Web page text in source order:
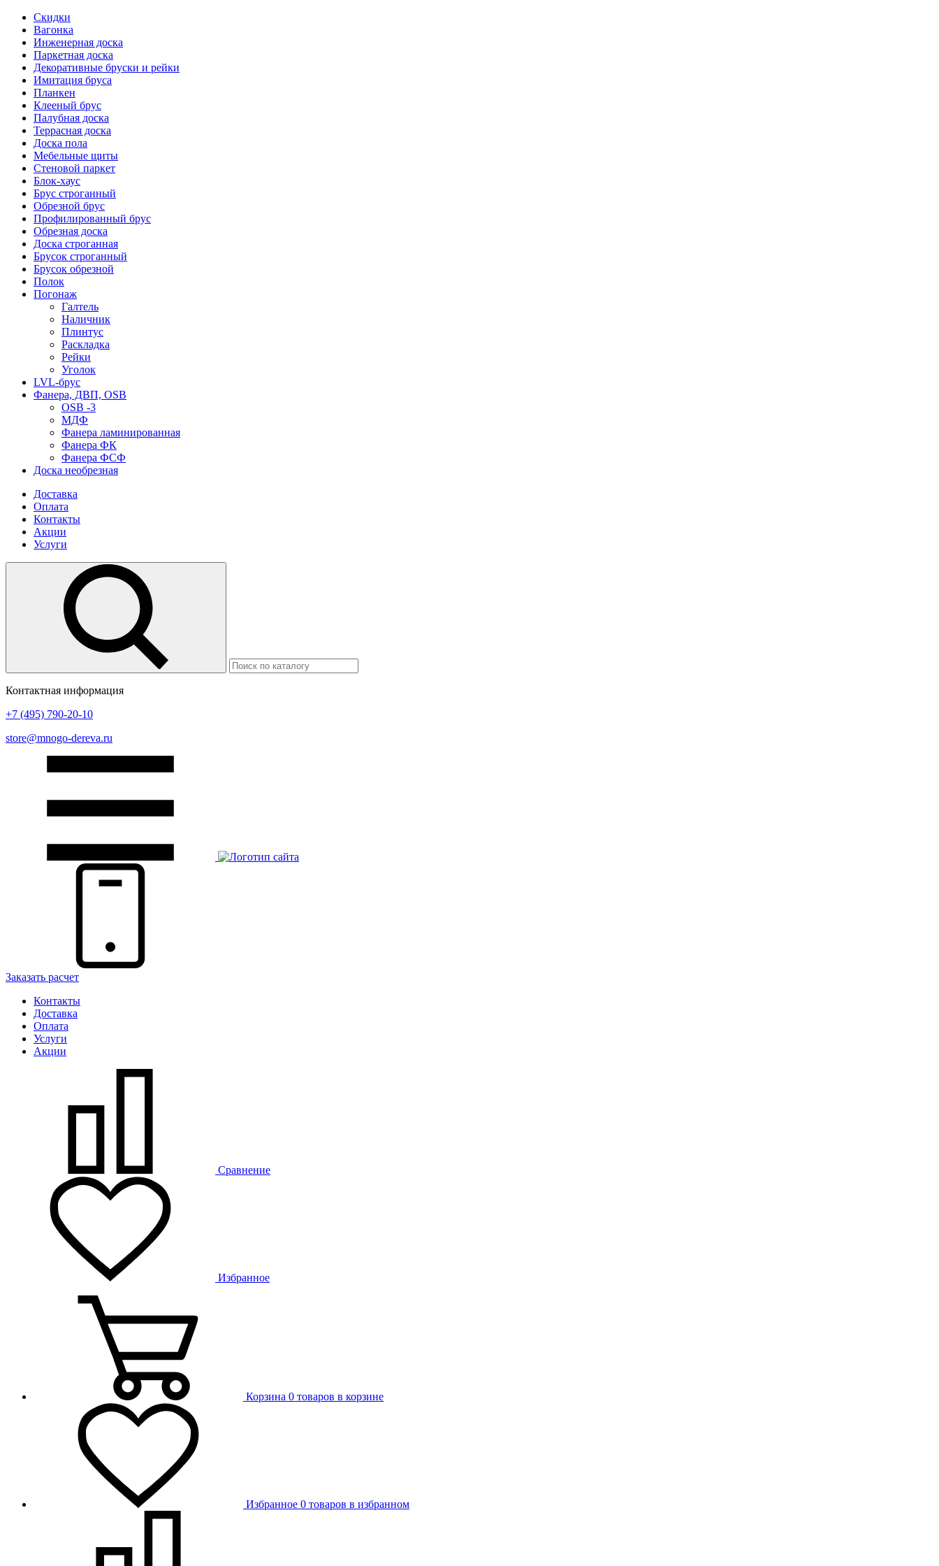
Скидки
Вагонка
Инженерная доска
Паркетная доска
Декоративные бруски и рейки
Имитация бруса
Планкен
Клееный брус
Палубная доска
Террасная доска
Доска пола
Мебельные щиты
Стеновой паркет
Блок-хаус
Брус строганный
Обрезной брус
Профилированный брус
Обрезная доска
Доска строганная
Брусок строганный
Брусок обрезной
Полок
Погонаж
Галтель
Наличник
Плинтус
Раскладка
Рейки
Уголок
LVL-брус
Фанера, ДВП, OSB
OSB -3
МДФ
Фанера ламинированная
Фанера ФК
Фанера ФСФ
Доска необрезная
Доставка
Оплата
Контакты
Акции
Услуги
Контактная информация
+7 (495) 790-20-10
store@mnogo-dereva.ru
Заказать расчет
Контакты
Доставка
Оплата
Услуги
Акции
Сравнение
Избранное
Корзина 0 товаров в корзине
Избранное 0 товаров в избранном